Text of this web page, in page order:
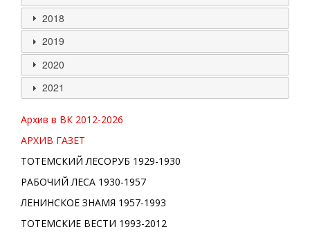
2018
2019
2020
2021
Архив в ВК 2012-2026
АРХИВ ГАЗЕТ
ТОТЕМСКИЙ ЛЕСОРУБ 1929-1930
РАБОЧИЙ ЛЕСА 1930-1957
ЛЕНИНСКОЕ ЗНАМЯ 1957-1993
ТОТЕМСКИЕ ВЕСТИ 1993-2012